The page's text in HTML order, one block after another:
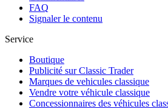
FAQ
Signaler le contenu
Service
Boutique
Publicité sur Classic Trader
Marques de vehicules classique
Vendre votre véhicule classique
Concessionnaires des véhicules